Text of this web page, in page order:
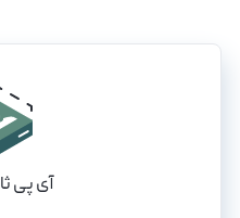
آی پی